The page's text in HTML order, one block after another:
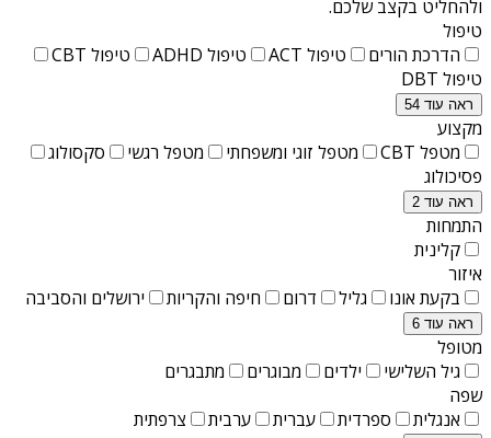
ולהחליט בקצב שלכם.
טיפול
הדרכת הורים
טיפול ACT טיפול ADHD
טיפול CBT
טיפול DBT
ראה עוד 54
מקצוע
מטפל CBT
מטפל זוגי ומשפחתי מטפל רגשי
סקסולוג
פסיכולוג
ראה עוד 2
התמחות
קלינית
איזור
בקעת אונו
גליל דרום חיפה והקריות ירושלים והסביבה
ראה עוד 6
מטופל
גיל השלישי
ילדים מבוגרים
מתבגרים
שפה
אנגלית
ספרדית עברית ערבית צרפתית